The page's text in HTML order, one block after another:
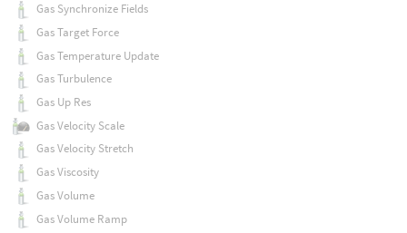
Gas Synchronize Fields
Gas Target Force
Gas Temperature Update
Gas Turbulence
Gas Up Res
Gas Velocity Scale
Gas Velocity Stretch
Gas Viscosity
Gas Volume
Gas Volume Ramp